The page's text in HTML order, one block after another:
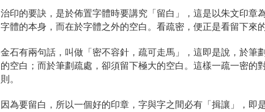
治印的要訣，是於佈置字體時要講究「留白」，這是以朱文印章
字體的本身，而在於字體之外的空白。看疏密，便正是看留下來的
金石有兩句話，叫做「密不容針，疏可走馬」，這即是說，於筆
的空白；而於筆劃疏處，卻須留下極大的空白。這樣一疏一密的
則。
因為要留白，所以一個好的印章，字與字之間必有「揖讓」，即